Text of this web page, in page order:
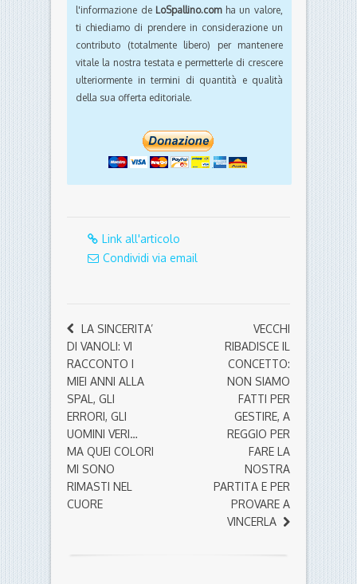
l'informazione de LoSpallino.comha un valore,
ti chiediamo di prendere in considerazione un
contributo (totalmente libero) per mantenere
vitale la nostra testata e permetterle di crescere
ulteriormente in termini di quantità e qualità
della sua offerta editoriale.
Link all'articolo
Condividi via email
LA SINCERITA’
DI VANOLI: VI
RACCONTO I
MIEI ANNI ALLA
SPAL, GLI
ERRORI, GLI
UOMINI VERI…
MA QUEI COLORI
MI SONO
RIMASTI NEL
CUORE
VECCHI
RIBADISCE IL
CONCETTO:
NON SIAMO
FATTI PER
GESTIRE, A
REGGIO PER
FARE LA
NOSTRA
PARTITA E PER
PROVARE A
VINCERLA